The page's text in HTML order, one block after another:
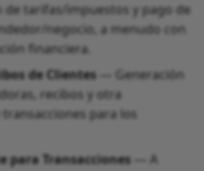
de tarifas/impuestos y pago de
negocio, a menudo con
financiera.
de Clientes — Generación
recibos y otra
para los
para Transacciones — A